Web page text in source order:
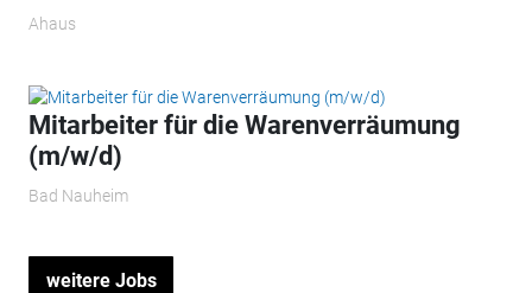
Ahaus
Mitarbeiter für die Warenverräumung
(m/w/d)
Bad Nauheim
weitere Jobs